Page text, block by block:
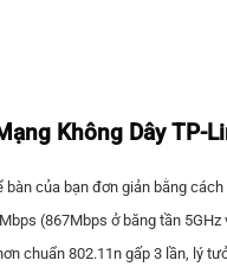
Không Dây TP-
bàn của bạn đơn giản bằng
(867Mbps ở băng tần 5GHz
chuẩn 802.11n gấp 3 lần, lý